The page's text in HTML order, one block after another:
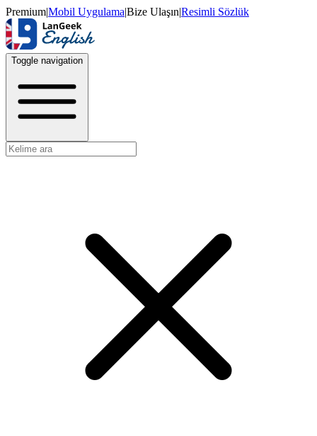
Premium|Mobil Uygulama|Bize Ulaşın|Resimli Sözlük
Toggle navigation